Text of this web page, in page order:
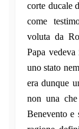
corte ducale
come
voluta da
Papa
uno stato
era dunque
non una
Benevento e